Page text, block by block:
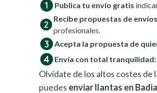
Publica tu envío gratis
Recibe propuestas de envíos
profesionales.
Acepta la propuesta de
Envía con total tranquilidad:
Olvídate de los altos costes
puedes enviar llantas en